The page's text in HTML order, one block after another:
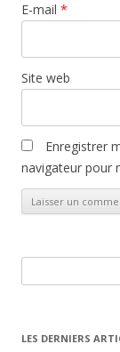
E-mail *
Site web
Enregistrer
navigateur pour
LES DERNIERS